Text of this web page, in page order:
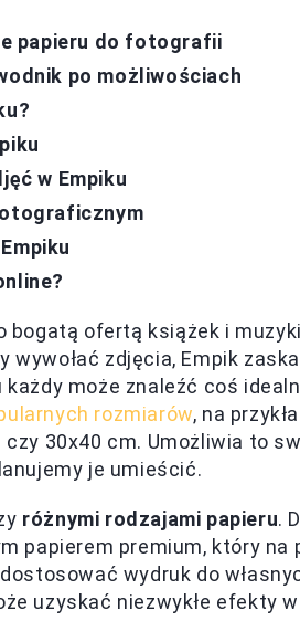
papieru do fotografii
po możliwościach
w Empiku
ofertą książek i
wywołać zdjęcia, Empik
może znaleźć coś
rozmiarów, na
30x40 cm. Umożliwia to
je umieścić.
różnymi rodzajami papieru.
papierem premium, który na
wydruk do
uzyskać niezwykłe efekty